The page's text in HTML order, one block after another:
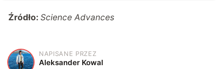
Źródło:Science Advances
A
NAPISANE PRZEZ
Aleksander Kowal